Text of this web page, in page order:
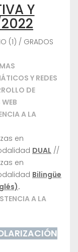
Y
(1) / GRADOS
Y REDES
DE
A LA
en
DUAL //
en
Bilingüe
.
A LA